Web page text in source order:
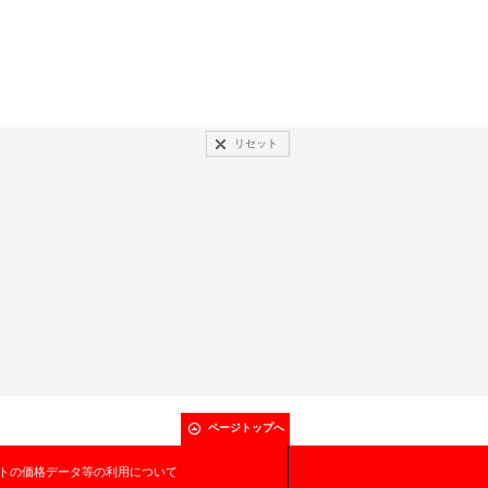
リセット
ページトップへ
の価格データ等の利用について